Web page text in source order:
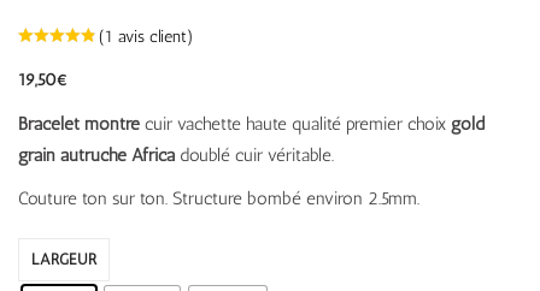
(1 avis client)
19,50€
Bracelet montre cuir vachette haute qualité premier choix gold
grain autruche Africa doublé cuir véritable.
Couture ton sur ton. Structure bombé environ 2.5mm.
LARGEUR